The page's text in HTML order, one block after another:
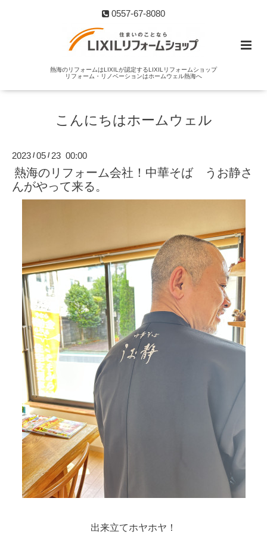
0557-67-8080
熱海のリフォームはLIXILが認定するLIXILリフォームショップ
リフォーム・リノベーションはホームウェル熱海へ
こんにちはホームウェル
2023 /05 / 23 00:00
熱海のリフォーム会社！中華そば うお静さ
んがやって来る。
出来立てホヤホヤ！